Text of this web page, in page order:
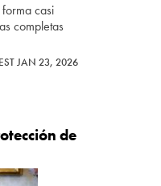
casi
completas
JAN 23, 2026
de